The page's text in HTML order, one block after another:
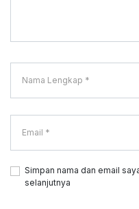
Simpan nama dan email
selanjutnya